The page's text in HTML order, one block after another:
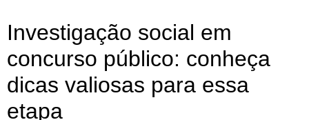
Investigação social em
concurso público: conheça
dicas valiosas para essa
etapa